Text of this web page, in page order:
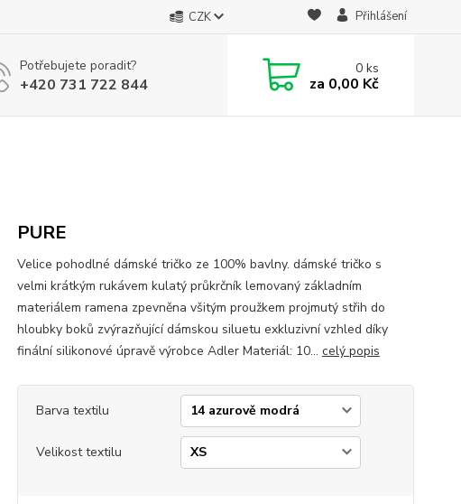
CZK Přihlášení
Potřebujete poradit?
+420 731 722 844
0ks
za 0,00 Kč
PURE
Velice pohodlné dámské tričko ze 100% bavlny. dámské tričko s
velmi krátkým rukávem kulatý průkrčník lemovaný základním
materiálem ramena zpevněna všitým proužkem projmutý střih do
hloubky boků zvýrazňující dámskou siluetu exkluzivní vzhled díky
finální silikonové úpravě výrobce Adler Materiál: 10... celý popis
Barva textilu
Velikost textilu